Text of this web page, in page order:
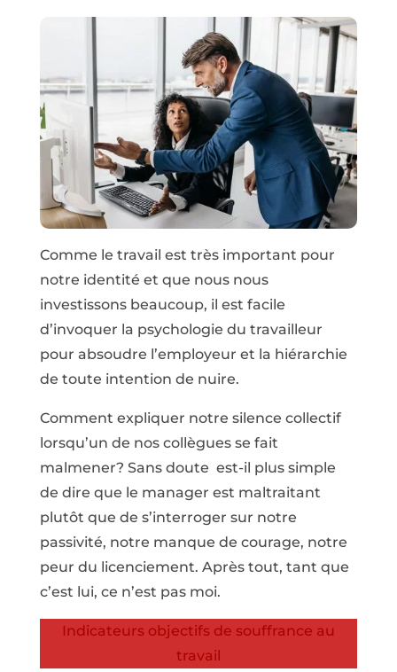
Comme le travail est très important pour
notre identité et que nous nous
investissons beaucoup, il est facile
d’invoquer la psychologie du travailleur
pour absoudre l’employeur et la hiérarchie
de toute intention de nuire.
Comment expliquer notre silence collectif
lorsqu’un de nos collègues se fait
malmener? Sans doute est-il plus simple
de dire que le manager est maltraitant
plutôt que de s’interroger sur notre
passivité, notre manque de courage, notre
peur du licenciement. Après tout, tant que
c’est lui, ce n’est pas moi.
Indicateurs objectifs de souffrance au
travail